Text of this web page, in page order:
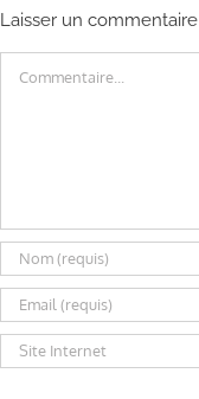
Laisser un commentaire